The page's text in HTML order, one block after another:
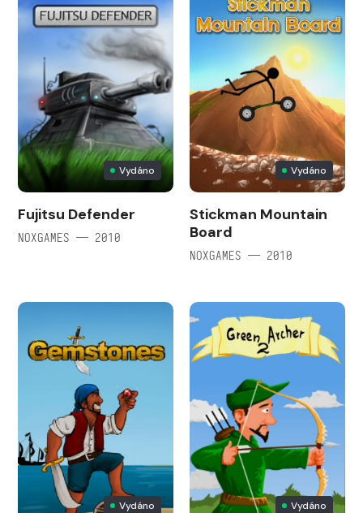
Vydáno
Fujitsu Defender
NOXGAMES — 2010
Vydáno
Stickman Mountain
Board
NOXGAMES — 2010
Vydáno Vydáno